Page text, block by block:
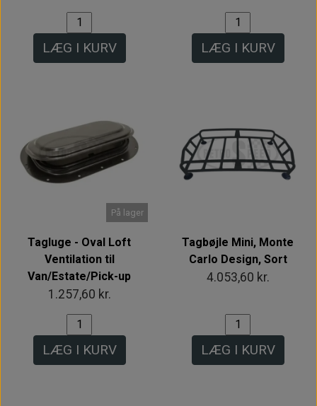
LÆG I KURV LÆG I KURV
På lager
Tagluge - Oval Loft
Ventilation til
Van/Estate/Pick-up
1.257,60 kr.
LÆG I KURV
Tagbøjle Mini, Monte
Carlo Design, Sort
4.053,60 kr.
LÆG I KURV